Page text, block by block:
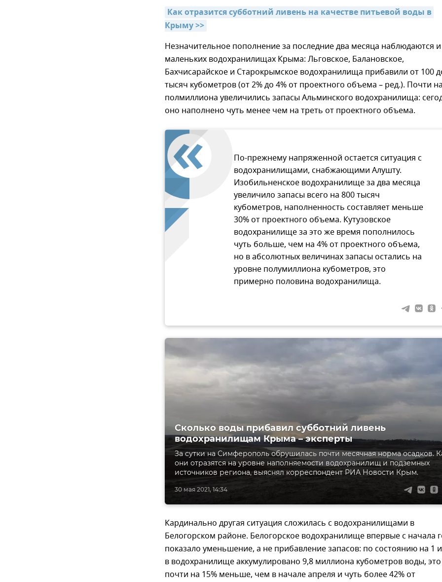
Как отразится субботний ливень на качестве питьевой воды в
Крыму >>
Незначительное пополнение за последние два месяца наблюдаются
маленьких водохранилищах Крыма: Льговское, Балановское,
Бахчисарайское и Старокрымское водохранилища прибавили от 100
тысяч кубометров (от 2% до 4% от проектного объема – ред.). Почти
полмиллиона увеличились запасы Альминского водохранилища:
оно наполнено чуть менее чем на треть от проектного объема.
По-прежнему напряженной остается ситуация с
водохранилищами, снабжающими Алушту.
Изобильненское водохранилище за два месяца
увеличило запасы всего на 800 тысяч
кубометров, наполненность составляет меньше
30% от проектного объема. Кутузовское
водохранилище за это же время пополнилось
чуть больше, чем на 4% от проектного объема,
но в абсолютных величинах запасы остались на
уровне полумиллиона кубометров, это
примерно половина водохранилища.
30 мая 2021, 14:34
Сколько воды прибавил субботний ливень
водохранилищам Крыма – эксперты
За сутки на Симферополь обрушилась почти месячная норма осадков.
они отразятся на уровне наполняемости водохранилищ и подземных
источников региона, выяснял корреспондент РИА Новости Крым.
Кардинально другая ситуация сложилась с водохранилищами в
Белогорском районе. Белогорское водохранилище впервые с начала
показало уменьшение, а не прибавление запасов: по состоянию на 1
в водохранилище аккумулировано 9,8 миллиона кубометров воды, это
почти на 15% меньше, чем в начале апреля и чуть более 42% от